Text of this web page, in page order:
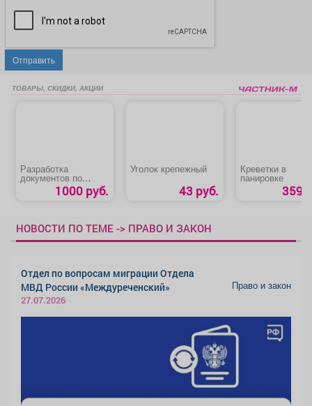
Отправить
ТОВАРЫ, СКИДКИ, АКЦИИ
Разработка
документов по
охране труда1000 руб.
Уголок крепежный
43 руб.
Креветки в
панировке
359
НОВОСТИ ПО ТЕМЕ -> ПРАВО И ЗАКОН
Отдел по вопросам миграции Отдела
МВД России «Междуреченский»
27.07.2026
Право и закон